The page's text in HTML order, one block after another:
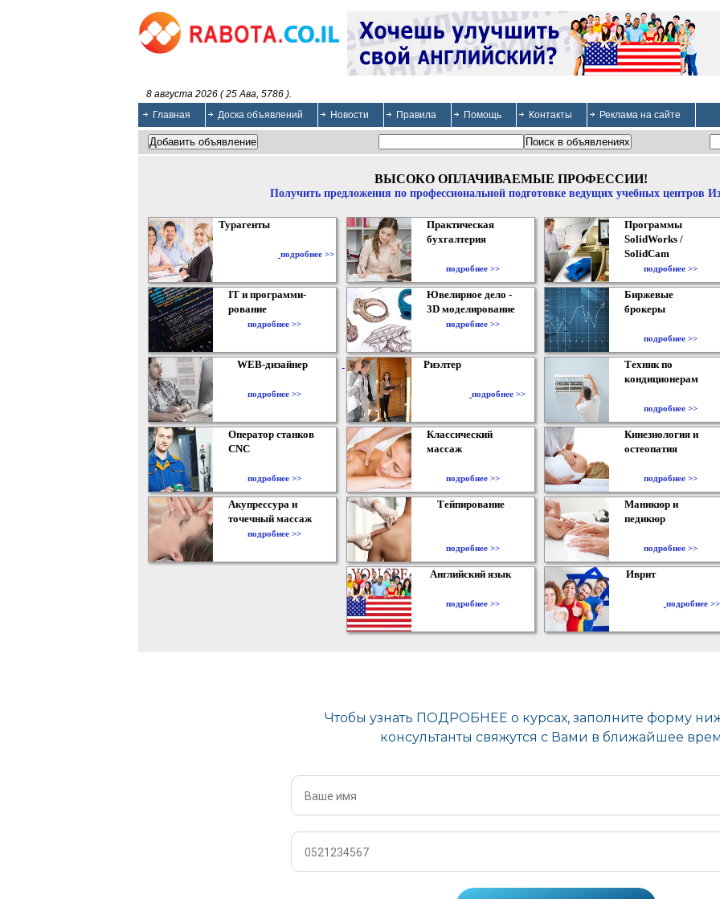
8 августа 2026 ( 25 Ава, 5786 ).
Главная
Доска объявлений Новости Правила Помощь Контакты Реклама на сайте
ВЫСОКО ОПЛАЧИВАЕМЫЕ ПРОФЕССИИ!
Получить предложения по профессиональной подготовке ведущих учебных центров
Турагенты
подробнее >>
Практическая
бухгалтерия
подробнее >>
Программы
SolidWorks /
SolidCam
подробнее >>
IT и программи-
рование
подробнее >>
Ювелирное дело -
3D моделирование
подробнее >>
Биржевые
брокеры
подробнее >>
WEB-дизайнер
подробнее >>
Риэлтер
подробнее >>
Техник по
кондиционерам
подробнее >>
Оператор станков
CNC
подробнее >>
Классический
массаж
подробнее >>
Кинезиология и
остеопатия
подробнее >>
Акупрессура и
точечный массаж
подробнее >>
Тейпирование
подробнее >>
Маникюр и
педикюр
подробнее >>
Английский язык
подробнее >>
Иврит
подробнее >>